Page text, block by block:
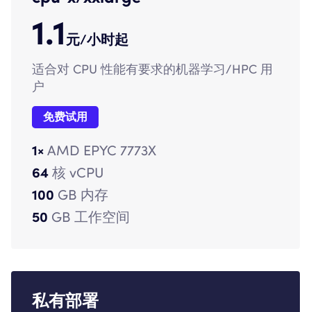
1.1 元/小时起
适合对 CPU 性能有要求的机器学习/HPC 用
户
免费试用
1× AMD EPYC 7773X
64 核 vCPU
100 GB 内存
50 GB 工作空间
私有部署